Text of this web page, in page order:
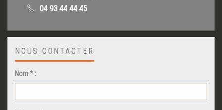
04 93 44 44 45
NOUS CONTACTER
Nom * :